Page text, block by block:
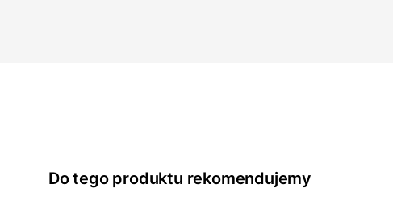
Do tego produktu rekomendujemy